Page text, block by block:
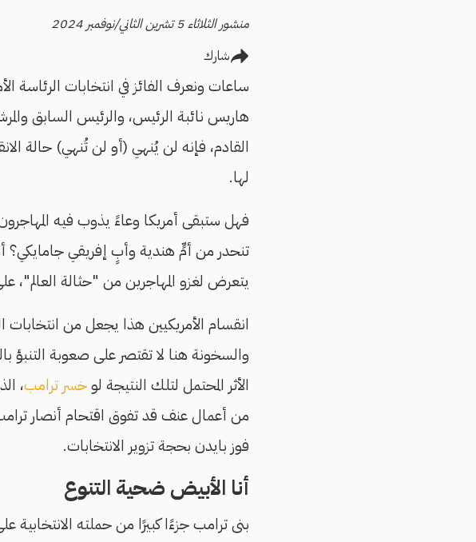
منشور الثلاثاء 5 تشرين الثاني/نوفمبر 2024
شارك
ساعات ونعرف الفائز في انتخابات الرئاسة
هاريس نائبة الرئيس، والرئيس السابق
القادم، فإنه لن يُنهي (أو لن تُنهي) حالة
لها.
فهل ستبقى أمريكا وعاءً يذوب فيه
تنحدر من أمٍّ هندية وأبٍ إفريقي جامايكي؟
يتعرض لغزو المهاجرين من "حثالة العالم"،
انقسام الأمريكيين هذا يجعل من انتخابات
والسخونة هنا لا تقتصر على صعوبة التنبؤ
الأثر المحتمل لتلك النتيجة لوخسر ترامب،
من أعمال عنف قد تفوق اقتحام أنصار
فوز بايدن بحجة تزوير الانتخابات.
أنا الأبيض ضحية التنوع
بنى ترامب جزءًا كبيرًا من حملته الانتخابية